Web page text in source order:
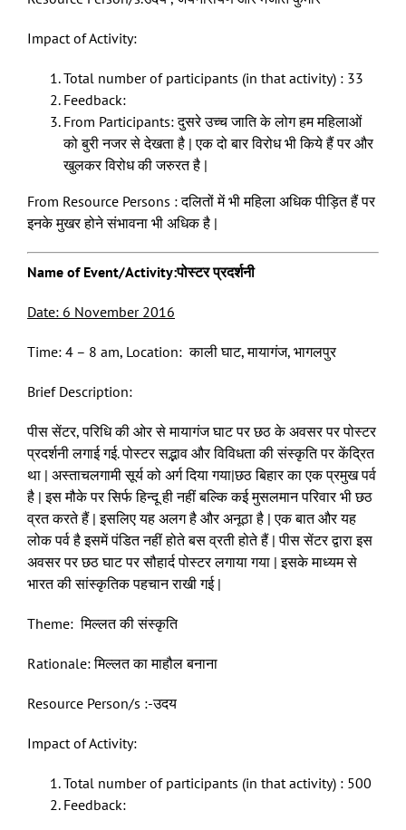
Impact of Activity:
Total number of participants (in that activity) : 33
Feedback:
From Participants: दुसरे उच्च जाति के लोग हम महिलाओं
को बुरी नजर से देखता है | एक दो बार विरोध भी किये हैं पर और
खुलकर विरोध की जरुरत है |
From Resource Persons : दलितों में भी महिला अधिक पीड़ित हैं पर
इनके मुखर होने संभावना भी अधिक है |
Name of Event/Activity:पोस्टर प्रदर्शनी
Date: 6 November 2016
Time: 4 – 8 am, Location: काली घाट, मायागंज, भागलपुर
Brief Description:
पीस सेंटर, परिधि की ओर से मायागंज घाट पर छठ के अवसर पर पोस्टर
प्रदर्शनी लगाई गई. पोस्टर सद्भाव और विविधता की संस्कृति पर केंद्रित
था | अस्ताचलगामी सूर्य को अर्ग दिया गया|छठ बिहार का एक प्रमुख पर्व
है | इस मौके पर सिर्फ हिन्दू ही नहीं बल्कि कई मुसलमान परिवार भी छठ
व्रत करते हैं | इसलिए यह अलग है और अनूठा है | एक बात और यह
लोक पर्व है इसमें पंडित नहीं होते बस व्रती होते हैं | पीस सेंटर द्वारा इस
अवसर पर छठ घाट पर सौहार्द पोस्टर लगाया गया | इसके माध्यम से
भारत की सांस्कृतिक पहचान राखी गई |
Theme: मिल्लत की संस्कृति
Rationale: मिल्लत का माहौल बनाना
Resource Person/s :-उदय
Impact of Activity:
Total number of participants (in that activity) : 500
Feedback: